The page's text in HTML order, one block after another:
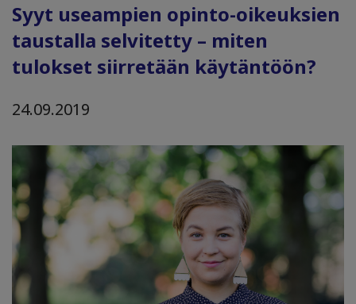
Syyt useampien opinto-oikeuksien
taustalla selvitetty – miten
tulokset siirretään käytäntöön?
24.09.2019